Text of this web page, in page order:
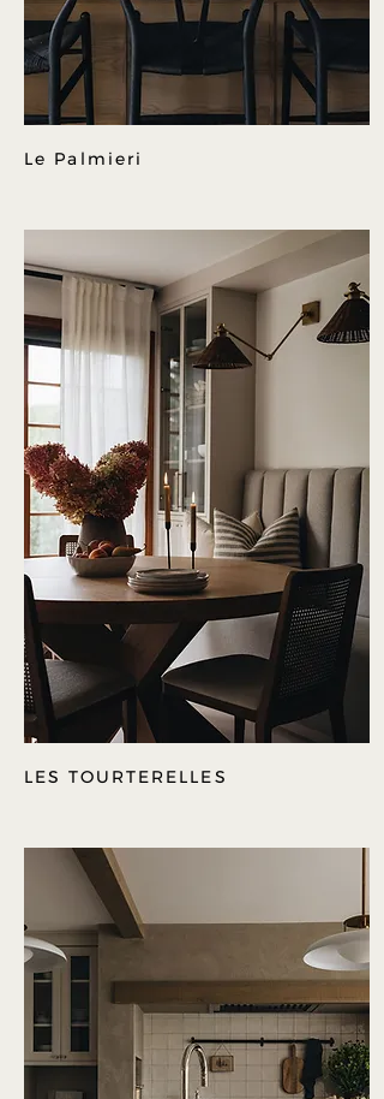
Le Palmieri
LES TOURTERELLES